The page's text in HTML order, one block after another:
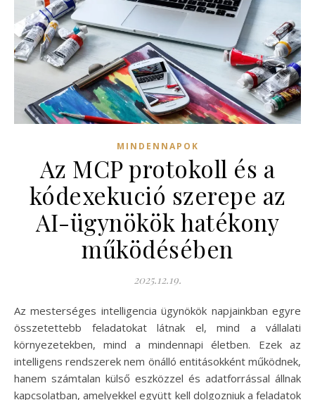
MINDENNAPOK
Az MCP protokoll és a
kódexekució szerepe az
AI-ügynökök hatékony
működésében
2025.12.19.
Az mesterséges intelligencia ügynökök napjainkban egyre
összetettebb feladatokat látnak el, mind a vállalati
környezetekben, mind a mindennapi életben. Ezek az
intelligens rendszerek nem önálló entitásokként működnek,
hanem számtalan külső eszközzel és adatforrással állnak
kapcsolatban, amelyekkel együtt kell dolgozniuk a feladatok